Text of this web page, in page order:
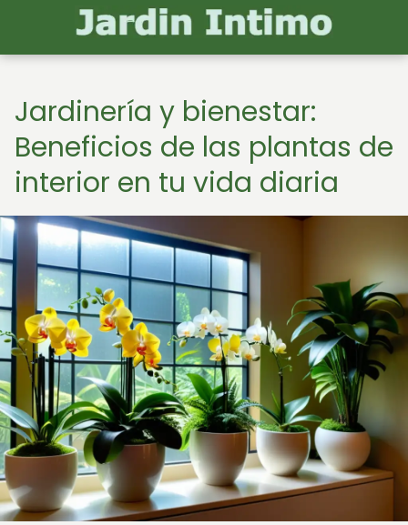
Jardinería y bienestar:
Beneficios de las plantas de
interior en tu vida diaria